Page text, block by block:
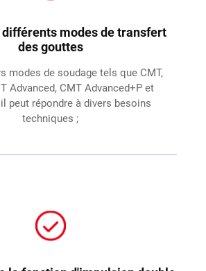
modes de transfert
des gouttes
modes de soudage tels que CMT,
Advanced, CMT Advanced+P et
peut répondre à divers besoins
techniques ;